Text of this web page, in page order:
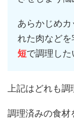
あらかじめ
れた肉などを
短で調理した
上記はどれも調
調理済みの食材